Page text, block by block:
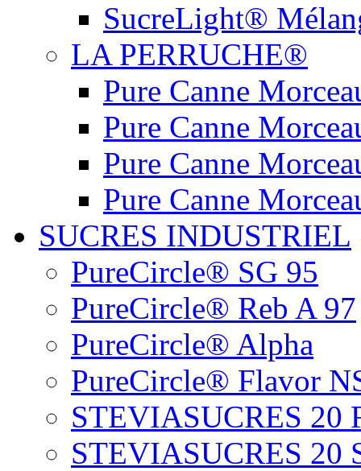
SucreLight®
LA PERRUCHE®
Pure Canne
Pure Canne
Pure Canne
Pure Canne
SUCRES INDUSTRIEL
PureCircle® SG 95
PureCircle® Reb A 97
PureCircle® Alpha
PureCircle® Flavor
STEVIASUCRES 20
STEVIASUCRES 20